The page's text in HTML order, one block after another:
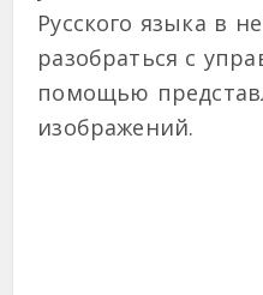
Русского языка в
разобраться с
помощью
изображений.